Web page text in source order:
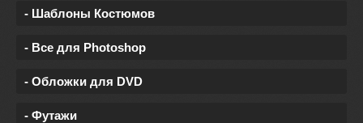
- Шаблоны Костюмов
- Все для Photoshop
- Обложки для DVD
- Футажи